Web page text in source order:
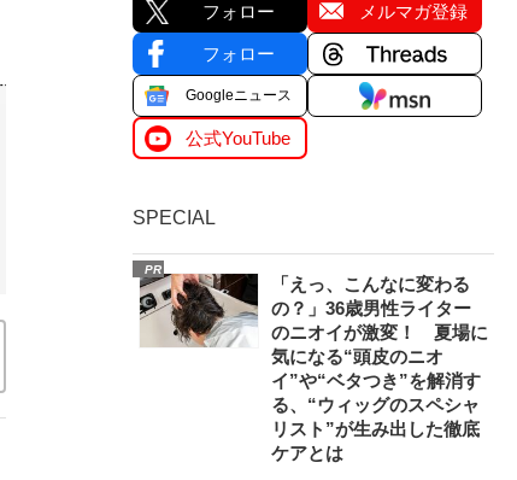
フォロー メルマガ登録
フォロー
Googleニュース
公式YouTube
SPECIAL
PR
「えっ、こんなに変わる
の？」36歳男性ライター
のニオイが激変！ 夏場に
気になる“頭皮のニオ
イ”や“ベタつき”を解消す
る、“ウィッグのスペシャ
リスト”が生み出した徹底
ケアとは